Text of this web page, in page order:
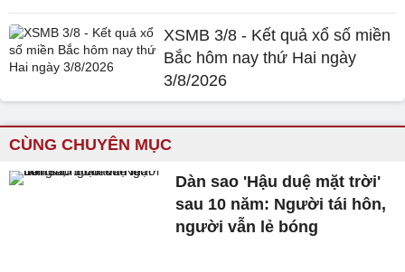
XSMB 3/8 - Kết quả xổ số miền
Bắc hôm nay thứ Hai ngày
3/8/2026
CÙNG CHUYÊN MỤC
Dàn sao 'Hậu duệ mặt trời'
sau 10 năm: Người tái hôn,
người vẫn lẻ bóng